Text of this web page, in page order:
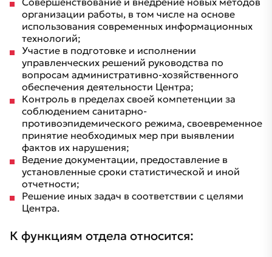
организации работы, в том числе на основе
использования современных информационных
технологий;
Участие в подготовке и исполнении
управленческих решений руководства по
вопросам административно-хозяйственного
обеспечения деятельности Центра;
Контроль в пределах своей компетенции за
соблюдением санитарно-
противоэпидемического режима, своевременное
принятие необходимых мер при выявлении
фактов их нарушения;
Ведение документации, предоставление в
установленные сроки статистической и иной
отчетности;
Решение иных задач в соответствии с целями
Центра.
К функциям отдела относится: